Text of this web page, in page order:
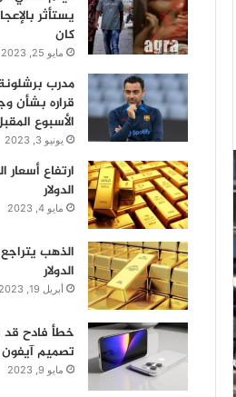
يستأثر
كان
مايو 25, 2023
مدرب
قراره بشأن
الأسبوع
يونيو 3, 2023
ارتفاع
الدولار
مايو 4, 2023
الذهب
الدولار
أبريل 19, 2023
خطأ فادح قد
تصميم آيفون 15
مايو 9, 2023